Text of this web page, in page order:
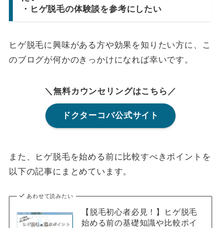
・ヒゲ脱毛の体験談を参考にしたい
ヒゲ脱毛に興味がある方や効果を知りたい方に、こ
のブログが何かのきっかけになれば幸いです。
＼無料カウンセリングはこちら／
ドクターコバ公式サイト
また、ヒゲ脱毛を始める前に比較すべきポイントを
以下の記事にまとめています。
あわせて読みたい
【脱毛初心者必見！】ヒゲ脱毛
始める前の基礎知識や比較ポイ